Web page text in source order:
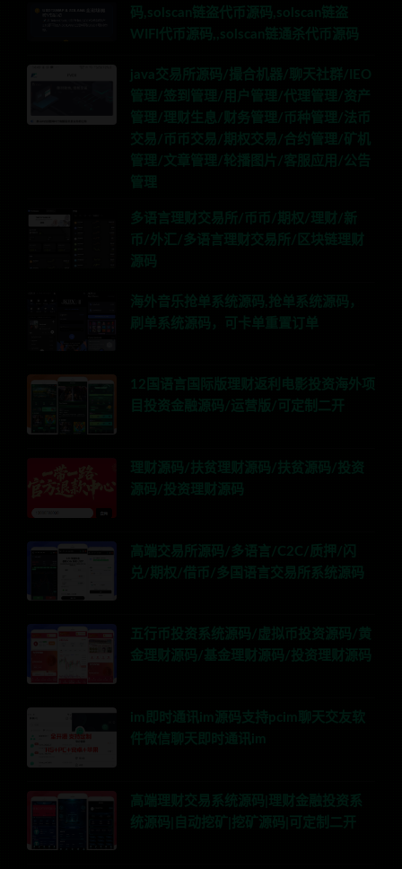
码,solscan链盗代币源码,solscan链盗
WIFI代币源码,,solscan链通杀代币源码
java交易所源码/撮合机器/聊天社群/IEO
管理/签到管理/用户管理/代理管理/资产
管理/理财生息/财务管理/币种管理/法币
交易/币币交易/期权交易/合约管理/矿机
管理/文章管理/轮播图片/客服应用/公告
管理
多语言理财交易所/币币/期权/理财/新
币/外汇/多语言理财交易所/区块链理财
源码
海外音乐抢单系统源码,抢单系统源码，
刷单系统源码，可卡单重置订单
12国语言国际版理财返利电影投资海外项
目投资金融源码/运营版/可定制二开
理财源码/扶贫理财源码/扶贫源码/投资
源码/投资理财源码
高端交易所源码/多语言/C2C/质押/闪
兑/期权/借币/多国语言交易所系统源码
五行币投资系统源码/虚拟币投资源码/黄
金理财源码/基金理财源码/投资理财源码
im即时通讯im源码支持pcim聊天交友软
件微信聊天即时通讯im
高端理财交易系统源码|理财金融投资系
统源码|自动挖矿|挖矿源码|可定制二开